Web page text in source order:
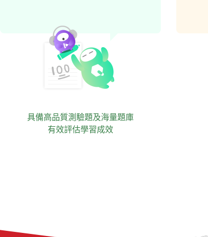
具備高品質測驗題及海量題庫
有效評估學習成效